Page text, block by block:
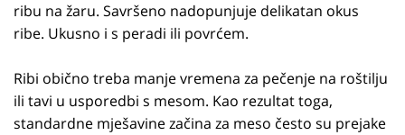
ribu na žaru. Savršeno nadopunjuje delikatan okus
ribe. Ukusno i s peradi ili povrćem.
Ribi obično treba manje vremena za pečenje na roštilju
ili tavi u usporedbi s mesom. Kao rezultat toga,
standardne mješavine začina za meso često su prejake